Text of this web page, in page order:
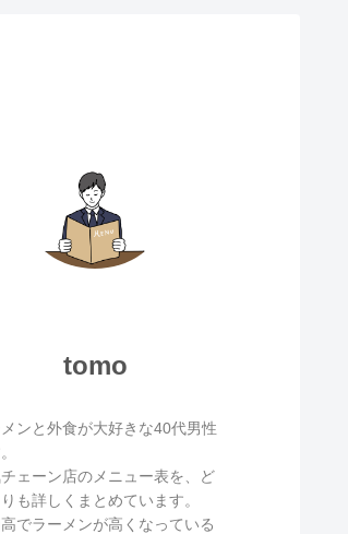
tomo
ンと外食が大好きな40代男性
チェーン店のメニュー表を、ど
も詳しくまとめています。
でラーメンが高くなっている